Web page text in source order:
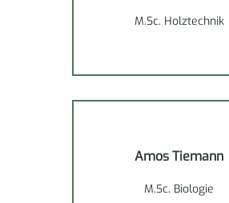
M.Sc. Holztechnik
Amos Tiemann
M.Sc. Biologie